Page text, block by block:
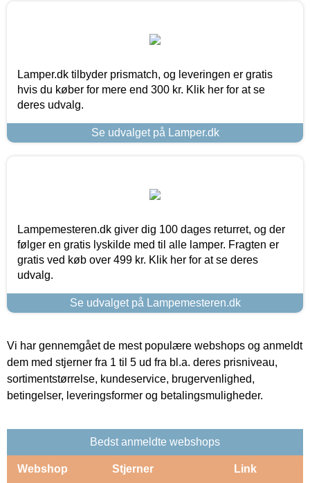
Lamper.dk tilbyder prismatch, og leveringen er gratis
hvis du køber for mere end 300 kr. Klik her for at se
deres udvalg.
Se udvalget på Lamper.dk
Lampemesteren.dk giver dig 100 dages returret, og der
følger en gratis lyskilde med til alle lamper. Fragten er
gratis ved køb over 499 kr. Klik her for at se deres
udvalg.
Se udvalget på Lampemesteren.dk
Vi har gennemgået de mest populære webshops og anmeldt
dem med stjerner fra 1 til 5 ud fra bl.a. deres prisniveau,
sortimentstørrelse, kundeservice, brugervenlighed,
betingelser, leveringsformer og betalingsmuligheder.
Bedst anmeldte webshops
Webshop Stjerner Link